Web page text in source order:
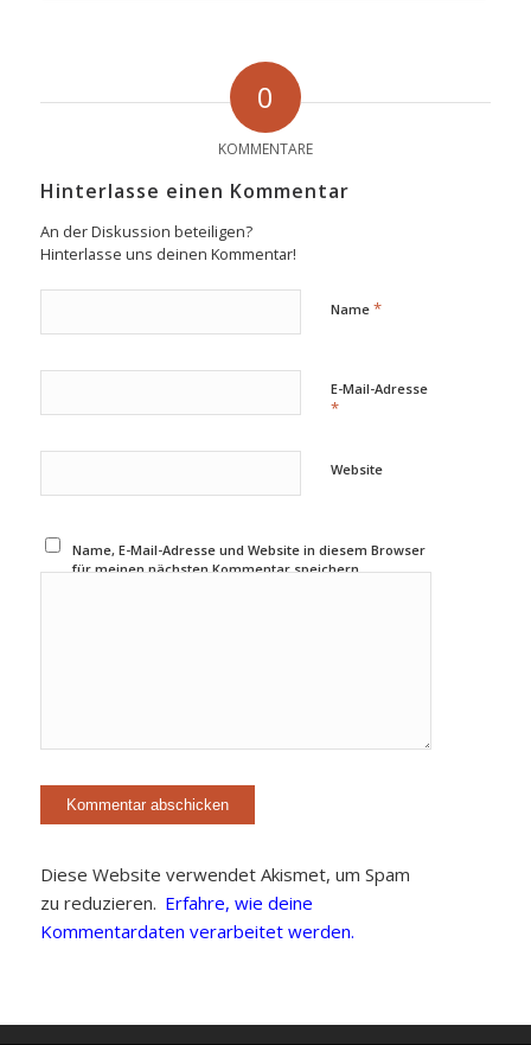
0
KOMMENTARE
Hinterlasse einen Kommentar
An der Diskussion beteiligen?
Hinterlasse uns deinen Kommentar!
Name *
E-Mail-Adresse
*
Website
Name, E-Mail-Adresse und Website in diesem Browser
für meinen nächsten Kommentar speichern.
Diese Website verwendet Akismet, um Spam
zu reduzieren. Erfahre, wie deine
Kommentardaten verarbeitet werden.